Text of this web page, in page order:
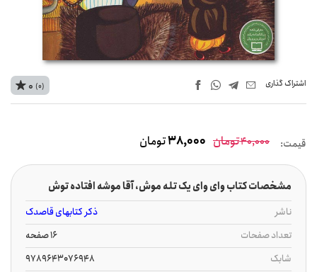
اشتراک‌ گذاری 0 (0)
قیمت: 40,000تومان 38,000تومان
مشخصات کتاب وای وای یک تله موش، آقا موشه افتاده توش
ناشر
ذکر کتابهای قاصدک
تعداد صفحات
16 صفحه
شابک
9789643076948